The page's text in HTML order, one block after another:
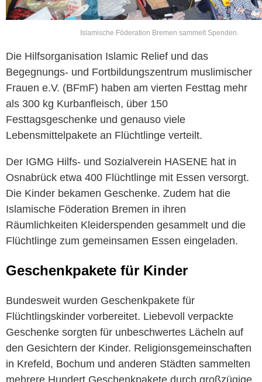
Islamische Föderation Bremen sammelt Spenden.
Die Hilfsorganisation Islamic Relief und das
Begegnungs- und Fortbildungszentrum muslimischer
Frauen e.V. (BFmF) haben am vierten Festtag mehr
als 300 kg Kurbanfleisch, über 150
Festtagsgeschenke und genauso viele
Lebensmittelpakete an Flüchtlinge verteilt.
Der IGMG Hilfs- und Sozialverein HASENE hat in
Osnabrück etwa 400 Flüchtlinge mit Essen versorgt.
Die Kinder bekamen Geschenke. Zudem hat die
Islamische Föderation Bremen in ihren
Räumlichkeiten Kleiderspenden gesammelt und die
Flüchtlinge zum gemeinsamen Essen eingeladen.
Geschenkpakete für Kinder
Bundesweit wurden Geschenkpakete für
Flüchtlingskinder vorbereitet. Liebevoll verpackte
Geschenke sorgten für unbeschwertes Lächeln auf
den Gesichtern der Kinder. Religionsgemeinschaften
in Krefeld, Bochum und anderen Städten sammelten